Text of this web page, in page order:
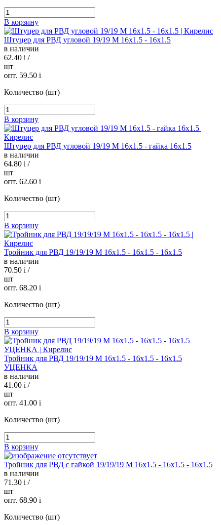
В корзину
Штуцер для РВД угловой 19/19 М 16х1.5 - 16х1.5
в наличии
62.40 i /
шт
опт. 59.50 i
Количество (шт)
В корзину
Штуцер для РВД угловой 19/19 М 16х1.5 - гайка 16х1.5
в наличии
64.80 i /
шт
опт. 62.60 i
Количество (шт)
В корзину
Тройник для РВД 19/19/19 М 16х1.5 - 16х1.5 - 16х1.5
в наличии
70.50 i /
шт
опт. 68.20 i
Количество (шт)
В корзину
Тройник для РВД 19/19/19 М 16х1.5 - 16х1.5 - 16х1.5
УЦЕНКА
в наличии
41.00 i /
шт
опт. 41.00 i
Количество (шт)
В корзину
Тройник для РВД с гайкой 19/19/19 М 16х1.5 - 16х1.5 - 16х1.5
в наличии
71.30 i /
шт
опт. 68.90 i
Количество (шт)